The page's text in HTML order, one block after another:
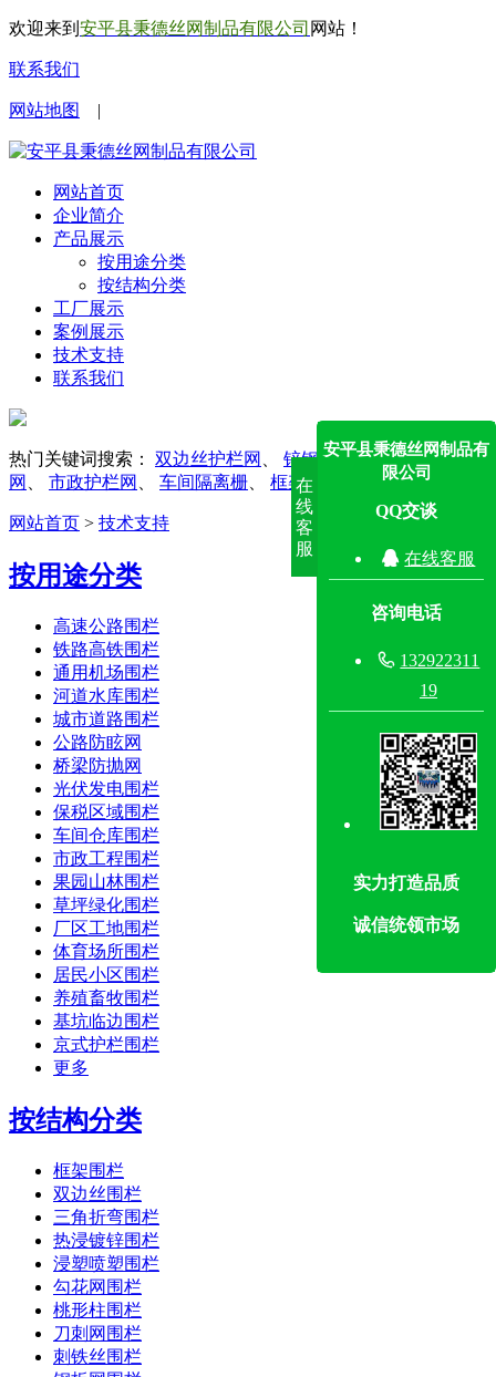
欢迎来到 安平县秉德丝网制品有限公司 网站！
联系我们
网站地图 |
网站首页
企业简介
产品展示
按用途分类
按结构分类
工厂展示
案例展示
技术支持
联系我们
热门关键词搜索： 双边丝护栏网 锌钢护栏网、勾花护栏
网
市政护栏网 车间隔离栅 框架护栏网 防眩网
网站首页 > 技术支持
按用途分类
高速公路围栏
铁路高铁围栏
通用机场围栏
河道水库围栏
城市道路围栏
公路防眩网
桥梁防抛网
光伏发电围栏
保税区域围栏
车间仓库围栏
市政工程围栏
果园山林围栏
草坪绿化围栏
厂区工地围栏
体育场所围栏
居民小区围栏
养殖畜牧围栏
基坑临边围栏
京式护栏围栏
更多
按结构分类
框架围栏
双边丝围栏
三角折弯围栏
热浸镀锌围栏
浸塑喷塑围栏
勾花网围栏
桃形柱围栏
刀刺网围栏
刺铁丝围栏
在
线
客
服
安平县秉德丝网制品有
限公司
QQ交谈
 在线客服
咨询电话
 132922311
19
实力打造品质
诚信统领市场